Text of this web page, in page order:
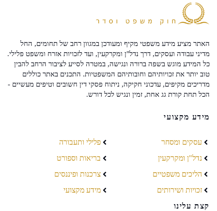
האתר מציע מידע משפטי מקיף ומעודכן במגוון רחב של תחומים, החל
מדיני עבודה ועסקים, דרך נדל"ן ומקרקעין, ועד לזכויות אזרח ומשפט פלילי.
כל המידע מוגש בשפה ברורה ונגישה, במטרה לסייע לציבור הרחב להבין
טוב יותר את זכויותיהם וחובותיהם המשפטיות. התכנים באתר כוללים
מדריכים מקיפים, עדכוני חקיקה, ניתוח פסקי דין חשובים וטיפים מעשיים -
הכל תחת קורת גג אחת, זמין ונגיש לכל דורש.
מידע מקצועי
עסקים ומסחר
נדל"ן ומקרקעין
הליכים משפטיים
זכויות ושירותים
פלילי ותעבורה
בריאות וספורט
צרכנות ופיננסים
מידע מקצועי
קצת עלינו